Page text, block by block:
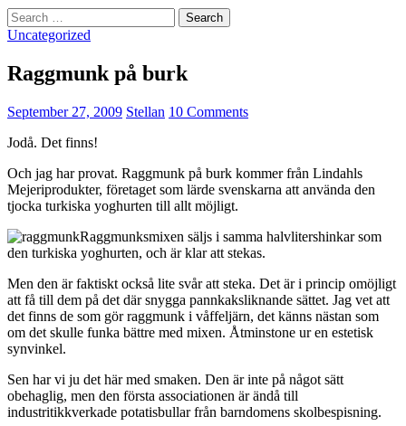
Search
for:
Uncategorized
Raggmunk på burk
September 27, 2009 Stellan 10 Comments
Jodå. Det finns!
Och jag har provat. Raggmunk på burk kommer från Lindahls
Mejeriprodukter, företaget som lärde svenskarna att använda den
tjocka turkiska yoghurten till allt möjligt.
Raggmunksmixen säljs i samma halvlitershinkar som
den turkiska yoghurten, och är klar att stekas.
Men den är faktiskt också lite svår att steka. Det är i princip omöjligt
att få till dem på det där snygga pannkaksliknande sättet. Jag vet att
det finns de som gör raggmunk i våffeljärn, det känns nästan som
om det skulle funka bättre med mixen. Åtminstone ur en estetisk
synvinkel.
Sen har vi ju det här med smaken. Den är inte på något sätt
obehaglig, men den första associationen är ändå till
industritikkverkade potatisbullar från barndomens skolbespisning.